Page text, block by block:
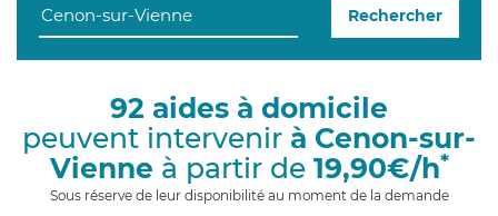
g
i
Rechercher
92 aides à domicile
peuvent intervenir à Cenon-sur-
Vienne à partir de 19,90€/h*
Sous réserve de leur disponibilité au moment de la demande